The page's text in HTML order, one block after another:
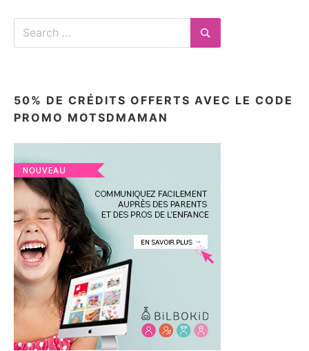
Search
Search
50% DE CRÉDITS OFFERTS AVEC LE CODE
PROMO MOTSDMAMAN